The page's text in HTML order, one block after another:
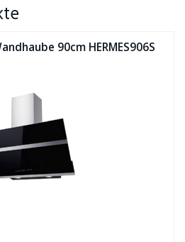
90cm HERMES906S